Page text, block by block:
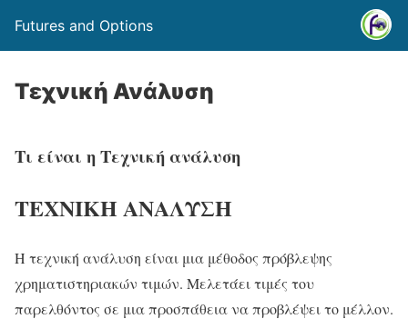
Futures and Options
Τεχνική Ανάλυση
Τι είναι η Τεχνική ανάλυση
ΤΕΧΝΙΚΗ ΑΝΑΛΥΣΗ
Η τεχνική ανάλυση είναι μια μέθοδος πρόβλεψης
χρηματιστηριακών τιμών. Μελετάει τιμές του
παρελθόντος σε μια προσπάθεια να προβλέψει το μέλλον.